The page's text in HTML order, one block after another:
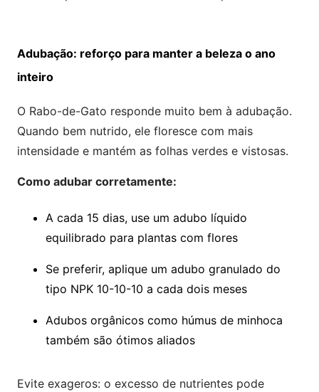
Adubação: reforço para manter a beleza o ano
inteiro
O Rabo-de-Gato responde muito bem à adubação.
Quando bem nutrido, ele floresce com mais
intensidade e mantém as folhas verdes e vistosas.
Como adubar corretamente:
A cada 15 dias, use um adubo líquido
equilibrado para plantas com flores
Se preferir, aplique um adubo granulado do
tipo NPK 10-10-10 a cada dois meses
Adubos orgânicos como húmus de minhoca
também são ótimos aliados
Evite exageros: o excesso de nutrientes pode